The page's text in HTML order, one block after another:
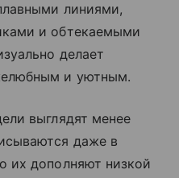
линиями,
и обтекаемыми
делает
и уютным.
выглядят менее
даже в
их дополняют низкой